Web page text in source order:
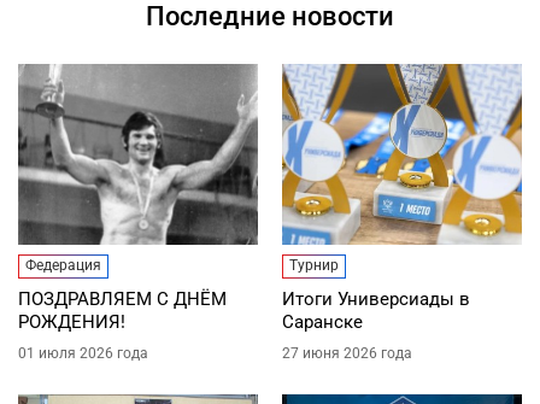
Последние новости
Федерация
ПОЗДРАВЛЯЕМ С ДНЁМ
РОЖДЕНИЯ!
01 июля 2026 года
Турнир
Итоги Универсиады в
Саранске
27 июня 2026 года